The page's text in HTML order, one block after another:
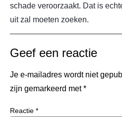
schade veroorzaakt. Dat is
uit zal moeten zoeken.
Geef een reactie
Je e-mailadres wordt niet
zijn gemarkeerd met*
Reactie *